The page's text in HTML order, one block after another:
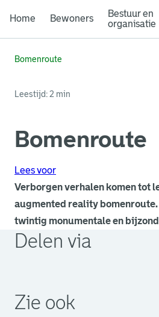
Home Bewoners
Bestuur en
organisatie
Bomenroute
Leestijd: 2 min
Bomenroute
Lees voor
Verborgen verhalen komen tot
augmented reality bomenroute.
twintig monumentale en
Delen via
Zie ook